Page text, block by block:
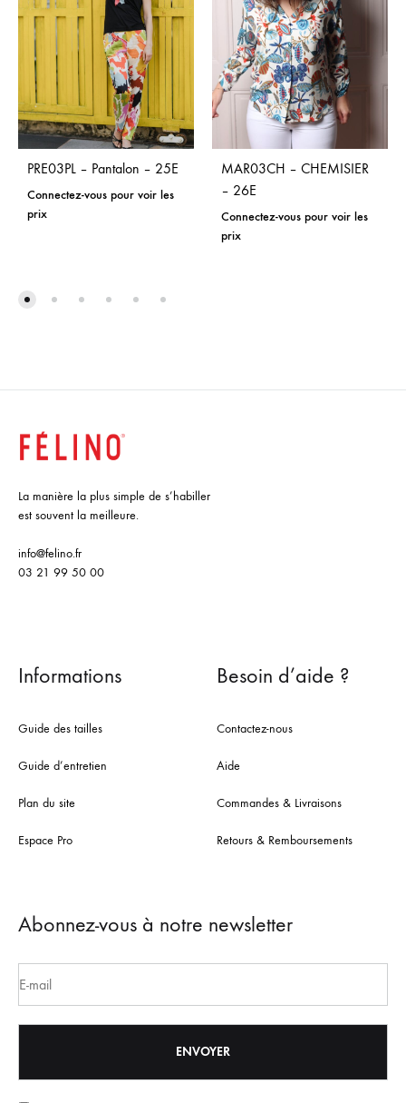
PRE03PL – Pantalon – 25E
Connectez-vous pour voir les
prix
MAR03CH – CHEMISIER
– 26E
Connectez-vous pour voir les
prix
La manière la plus simple de s’habiller
est souvent la meilleure.
info@felino.fr
03 21 99 50 00
Informations
Guide des tailles
Guide d’entretien
Plan du site
Espace Pro
Besoin d’aide ?
Contactez-nous
Aide
Commandes & Livraisons
Retours & Remboursements
Abonnez-vous à notre newsletter